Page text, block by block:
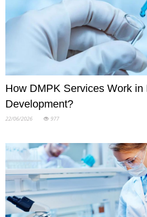
How DMPK Services Work in
Development?
22/06/2026 977